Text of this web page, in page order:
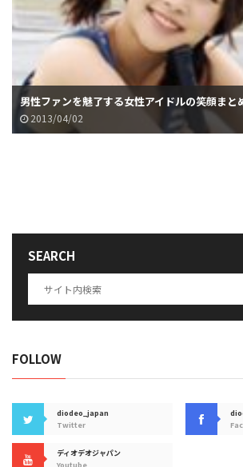
男性ファンを魅了する女性アイドルの笑顔まと
2013/04/02
SEARCH
FOLLOW
diodeo_japan
Twitter
ディオデオジャパン
Youtube